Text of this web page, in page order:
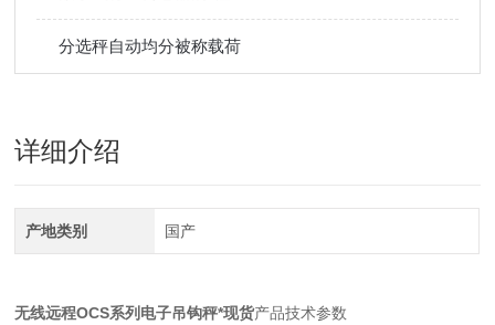
分选秤自动均分被称载荷
详细介绍
产地类别 国产
无线远程OCS系列电子吊钩秤*现货产品技术参数